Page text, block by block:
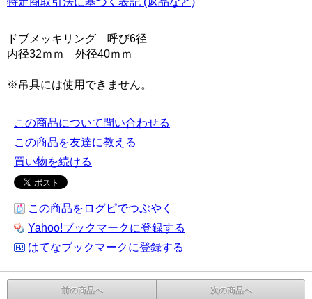
ドブメッキリング 呼び6径
内径32ｍｍ 外径40ｍｍ
※吊具には使用できません。
この商品について問い合わせる
この商品を友達に教える
買い物を続ける
この商品をログピでつぶやく
Yahoo!ブックマークに登録する
はてなブックマークに登録する
前の商品へ 次の商品へ